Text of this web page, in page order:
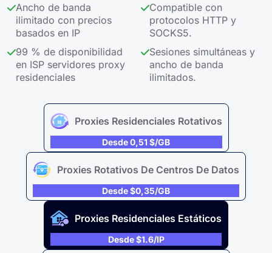
Ancho de banda
ilimitado con precios
basados ​​en IP
Compatible con
protocolos HTTP y
SOCKS5.
99 % de disponibilidad
en ISP servidores proxy
residenciales
Sesiones simultáneas y
ancho de banda
ilimitados.
Proxies Residenciales Rotativos
Desde 0,51 $/GB
Proxies Rotativos De Centros De Datos
Desde $0,35/GB
Proxies Residenciales Estáticos
Desde $1.6/IP